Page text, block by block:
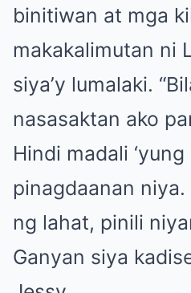
binitiwan at mga
makakalimutan ni
siya’y lumalaki.
nasasaktan ako
Hindi madali ‘yung
pinagdaanan niya.
ng lahat, pinili
Ganyan siya